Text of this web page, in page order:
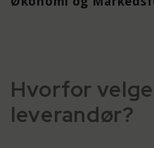
Hvorfor
leverandør?